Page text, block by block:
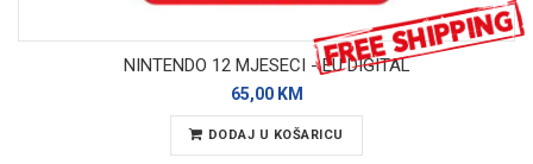
NINTENDO 12 MJESECI - EU DIGITAL
65,00 KM
DODAJ U KOŠARICU